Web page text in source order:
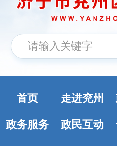
首页 走进兖州
政务服务 政民互动